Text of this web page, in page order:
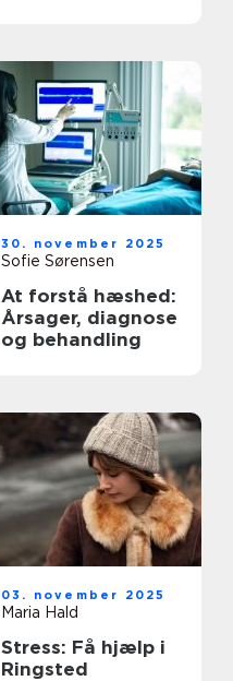
30. november 2025
Sofie Sørensen
At forstå hæshed:
Årsager, diagnose
og behandling
03. november 2025
Maria Hald
Stress: Få hjælp i
Ringsted